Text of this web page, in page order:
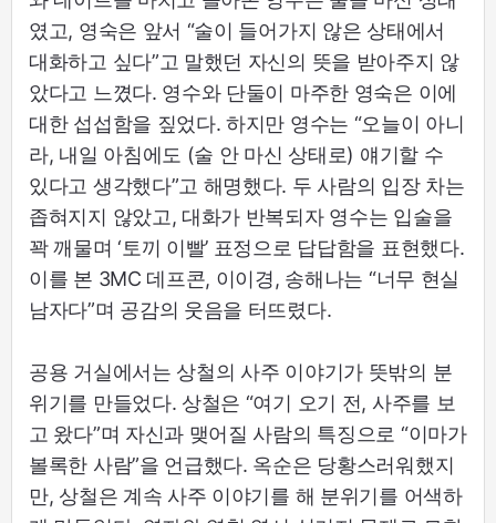
였고, 영숙은 앞서 “술이 들어가지 않은 상태에서
대화하고 싶다”고 말했던 자신의 뜻을 받아주지 않
았다고 느꼈다. 영수와 단둘이 마주한 영숙은 이에
대한 섭섭함을 짚었다. 하지만 영수는 “오늘이 아니
라, 내일 아침에도 (술 안 마신 상태로) 얘기할 수
있다고 생각했다”고 해명했다. 두 사람의 입장 차는
좁혀지지 않았고, 대화가 반복되자 영수는 입술을
꽉 깨물며 ‘토끼 이빨’ 표정으로 답답함을 표현했다.
이를 본 3MC 데프콘, 이이경, 송해나는 “너무 현실
남자다”며 공감의 웃음을 터뜨렸다.
공용 거실에서는 상철의 사주 이야기가 뜻밖의 분
위기를 만들었다. 상철은 “여기 오기 전, 사주를 보
고 왔다”며 자신과 맺어질 사람의 특징으로 “이마가
볼록한 사람”을 언급했다. 옥순은 당황스러워했지
만, 상철은 계속 사주 이야기를 해 분위기를 어색하